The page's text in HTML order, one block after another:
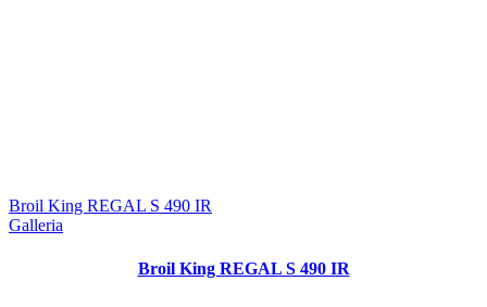
Broil King REGAL S 490 IR
Galleria
Broil King REGAL S 490 IR